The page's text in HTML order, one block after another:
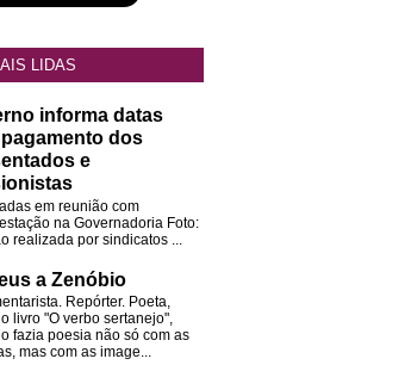
LIDAS
informa datas
dos
e
em reunião com
na Governadoria Foto:
realizada por sindicatos ...
a Zenóbio
Repórter. Poeta,
livro "O verbo sertanejo",
fazia poesia não só com as
mas com as image...